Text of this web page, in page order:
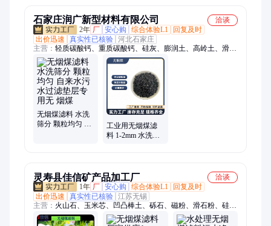
石家庄润广新型材料有限公司
洽谈
2年 厂 安心购 综合体验L1
回复及时
出价迅速
真实性已核验 河北石家庄
主营： 轻质碳酸钙、重质碳酸钙、硅灰、膨润土、高岭土、滑石
粉、珍珠岩、凹凸棒土、贝壳粉、硅藻土、氧化钙、氢氧化钙、
氧化钙颗粒、木质纤维、沸石粉、沸石颗粒、橡胶粉、蛭石、机
制木炭、石英砂、白云石、白云石粉
无烟煤滤料 水洗
筛分 颗粒均匀 自
工业用无烟煤滤
料 1-2mm 水洗洁
灵寿县佳信矿产品加工厂
洽谈
1年 厂 安心购 综合体验L1
回复及时
出价迅速
真实性已核验 江苏无锡
主营： 火山石、玉米芯、凹凸棒土、砾石、磁粉、滑石粉、硅藻
土、贝壳粉、膨润土、珍珠岩、发酵松树皮